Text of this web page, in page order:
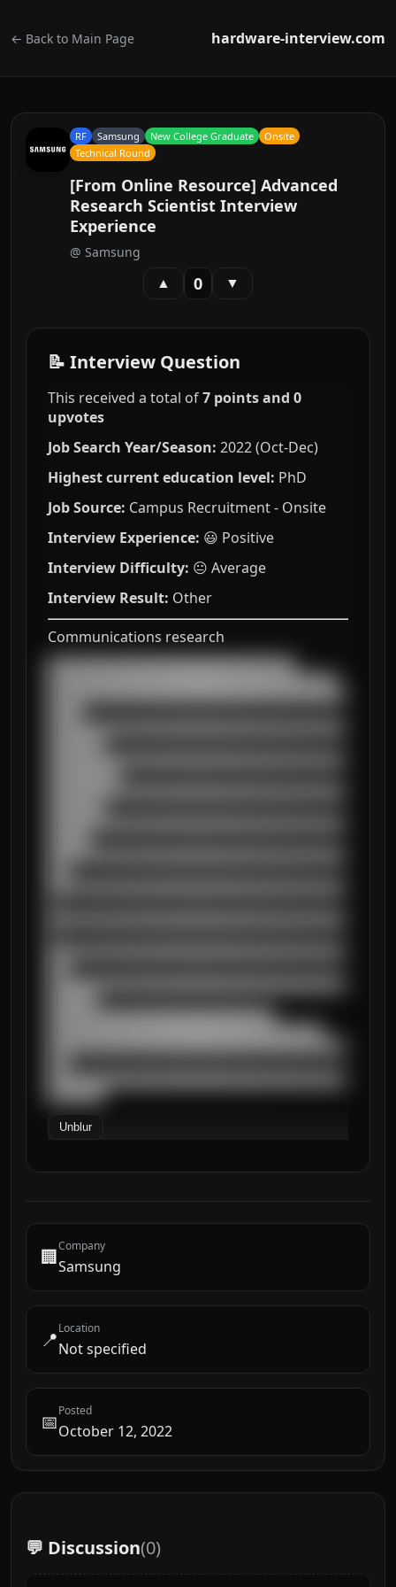
← Back to Main Page hardware-interview.com
RF Samsung New College Graduate
Onsite
Technical Round
[From Online Resource] Advanced
Research Scientist Interview
Experience
@ Samsung
▲ 0 ▼
📝 Interview Question
This received a total of7 points and 0
upvotes
Job Search Year/Season: 2022 (Oct-Dec)
Highest current education level: PhD
Job Source: Campus Recruitment - Onsite
Interview Experience: 😃 Positive
Interview Difficulty: 😐 Average
Interview Result: Other
Communications research
███████████████████████████████████
█████████████████████████████████████████
██████████████████████████████████████████
████████████████████████████████
███████████████████████████████████████
██████████████████████████████████████████
████████
Unblur
🏢Company
Samsung
📍Location
Not specified
📅Posted
October 12, 2022
💬 Discussion(0)